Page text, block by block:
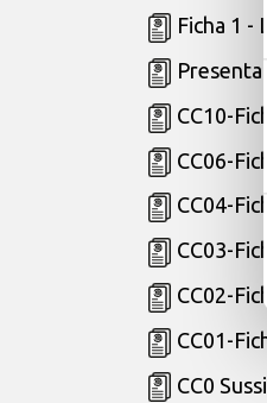
Ficha 1 -
CC10-
CC06-
CC04-
CC03-
CC02-
CC01-
CC0